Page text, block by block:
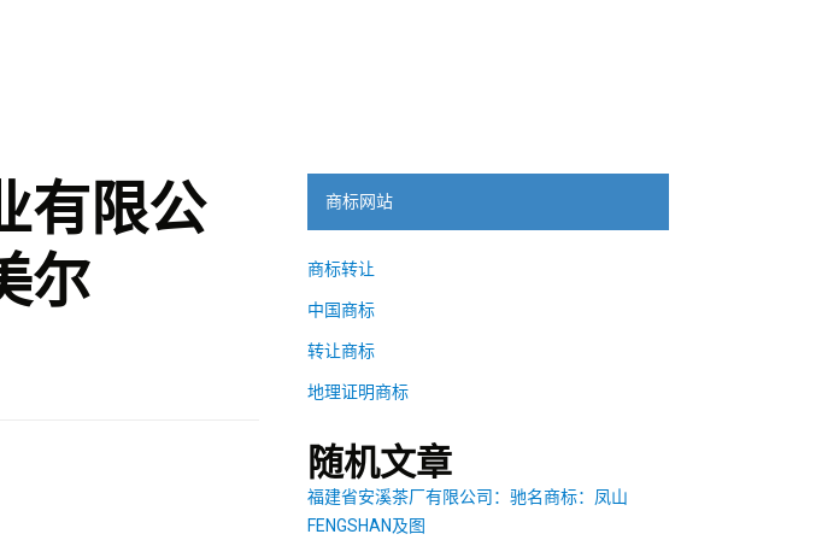
有限公
尔
商标网站
商标转让
中国商标
转让商标
地理证明商标
随机文章
福建省安溪茶厂有限公司：驰名商标：凤山
FENGSHAN及图